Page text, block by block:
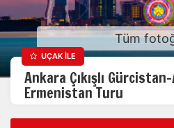
Tüm
UÇAK İLE
Ankara Çıkışlı
Ermenistan Turu